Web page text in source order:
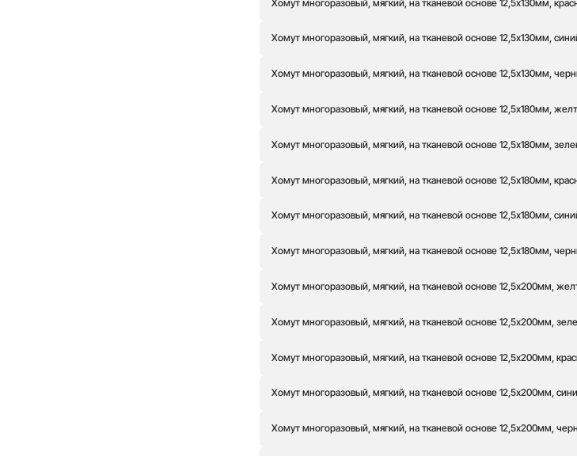
Хомут многоразовый, мягкий, на тканевой основе 12,5х130мм,
Хомут многоразовый, мягкий, на тканевой основе 12,5х130мм,
Хомут многоразовый, мягкий, на тканевой основе 12,5х130мм,
Хомут многоразовый, мягкий, на тканевой основе 12,5х180мм,
Хомут многоразовый, мягкий, на тканевой основе 12,5х180мм,
Хомут многоразовый, мягкий, на тканевой основе 12,5х180мм,
Хомут многоразовый, мягкий, на тканевой основе 12,5х180мм,
Хомут многоразовый, мягкий, на тканевой основе 12,5х180мм,
Хомут многоразовый, мягкий, на тканевой основе 12,5х200мм,
Хомут многоразовый, мягкий, на тканевой основе 12,5х200мм,
Хомут многоразовый, мягкий, на тканевой основе 12,5х200мм,
Хомут многоразовый, мягкий, на тканевой основе 12,5х200мм,
Хомут многоразовый, мягкий, на тканевой основе 12,5х200мм,